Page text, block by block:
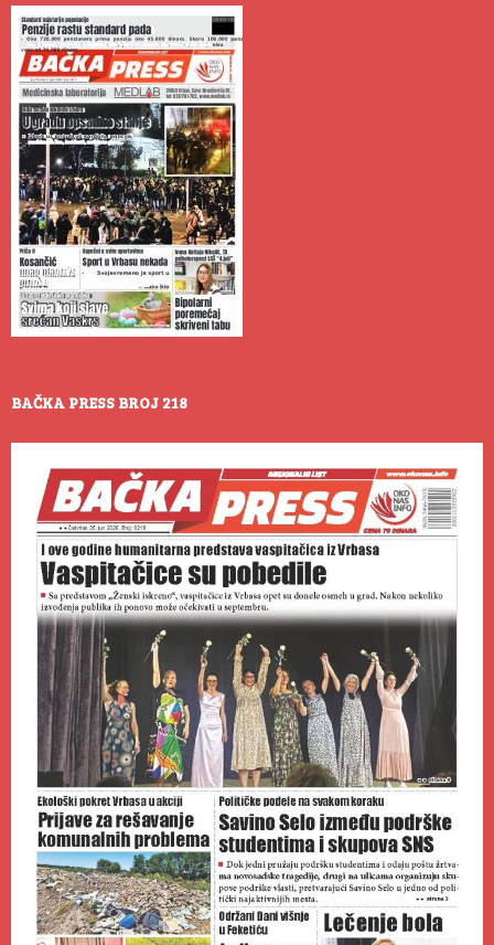
BAČKA PRESS BROJ 218